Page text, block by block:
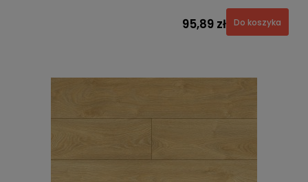
95,89 zł Do koszyka